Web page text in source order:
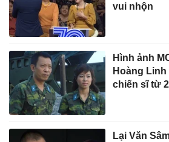
vui nhộn
Hình ảnh
Hoàng
chiến sĩ từ
Lại Văn